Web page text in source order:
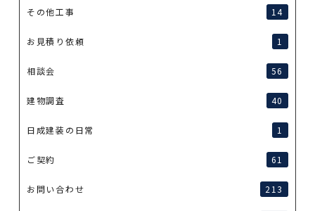
その他工事 14
お見積り依頼 1
相談会 56
建物調査 40
日成建装の日常 1
ご契約 61
お問い合わせ 213